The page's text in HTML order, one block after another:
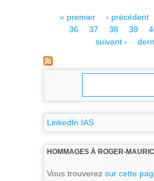
Pages
« premier ‹ précédent
36
37 38 39
suivant ›
LinkedIn IAS
HOMMAGES À ROGER-
Vous trouverez sur cette